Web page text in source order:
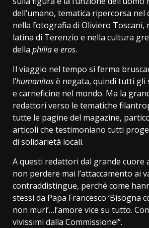
dell’umano, tematica ripercorsa nel
nella fotografia di Oliviero Toscani,
latina di Terenzio e nella cultura
della philiae eros.
Il viaggio nel tempo si ferma
l’humanitasè negata, quindi tutti gli
e carneficine nel mondo. Ma la
redattori verso le tematiche
tutte le pagine del magazine,
articoli che testimoniano tutti
di solidarietà locali.
A questi redattori dal grande cuore
non perdere mai l’attaccamento ai
contraddistingue, perché come
stessi da Papa Francesco ‘Bisogna
non muri’…l’amore vice su tutto.
vivissimi dalla Commissione!”.